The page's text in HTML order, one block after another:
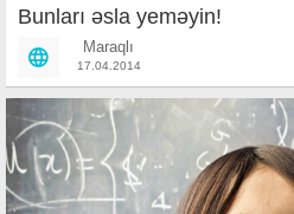
Bunları əsla yeməyin!
Maraqlı
17.04.2014